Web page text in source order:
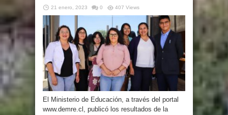
21 enero, 2023 0 407 Views
El Ministerio de Educación, a través del portal
www.demre.cl, publicó los resultados de la